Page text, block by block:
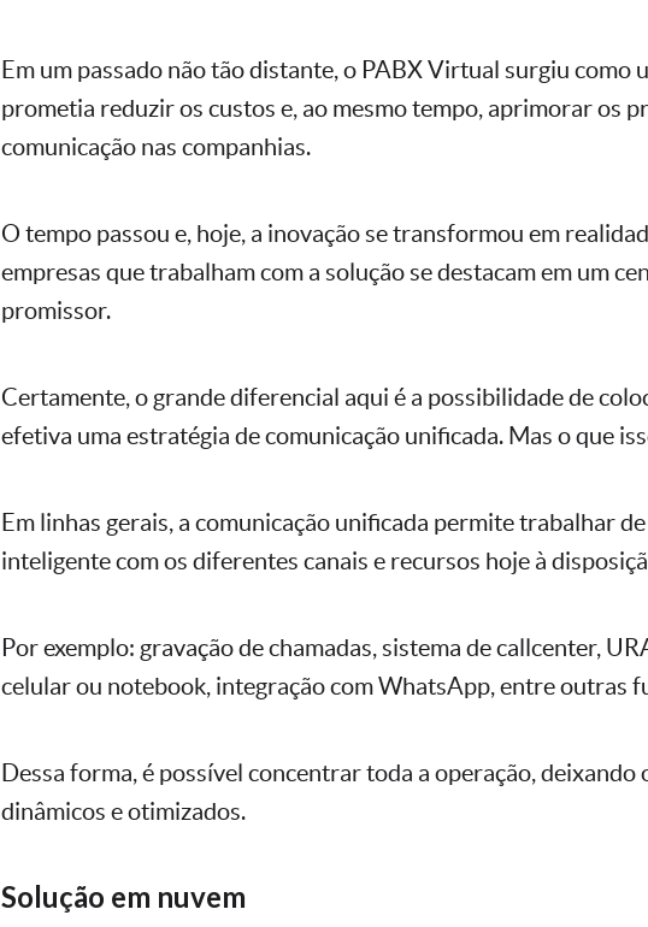
Em um passado não tão distante, o PABX Virtual surgiu como
prometia reduzir os custos e, ao mesmo tempo, aprimorar os
comunicação nas companhias.
O tempo passou e, hoje, a inovação se transformou em
empresas que trabalham com a solução se destacam em um
promissor.
Certamente, o grande diferencial aqui é a possibilidade de
efetiva uma estratégia de comunicação unificada. Mas o que
Em linhas gerais, a comunicação unificada permite trabalhar
inteligente com os diferentes canais e recursos hoje à
Por exemplo: gravação de chamadas, sistema de callcenter,
celular ou notebook, integração com WhatsApp, entre outras
Dessa forma, é possível concentrar toda a operação, deixando
dinâmicos e otimizados.
Solução em nuvem